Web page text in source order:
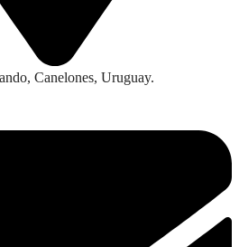
Canelones, Uruguay.